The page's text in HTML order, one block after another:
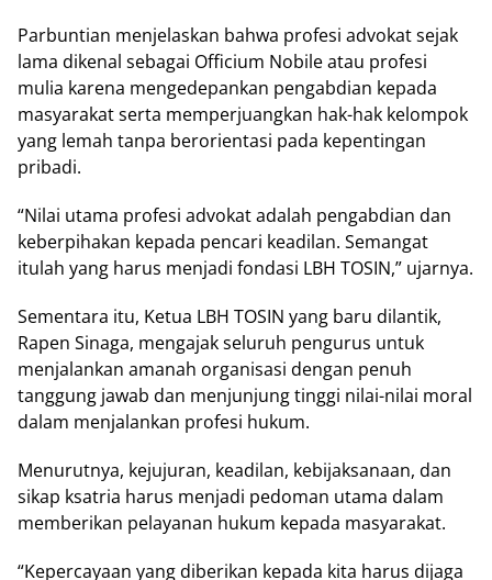
Parbuntian menjelaskan bahwa profesi advokat sejak
lama dikenal sebagai Officium Nobile atau profesi
mulia karena mengedepankan pengabdian kepada
masyarakat serta memperjuangkan hak-hak kelompok
yang lemah tanpa berorientasi pada kepentingan
pribadi.
“Nilai utama profesi advokat adalah pengabdian dan
keberpihakan kepada pencari keadilan. Semangat
itulah yang harus menjadi fondasi LBH TOSIN,” ujarnya.
Sementara itu, Ketua LBH TOSIN yang baru dilantik,
Rapen Sinaga, mengajak seluruh pengurus untuk
menjalankan amanah organisasi dengan penuh
tanggung jawab dan menjunjung tinggi nilai-nilai moral
dalam menjalankan profesi hukum.
Menurutnya, kejujuran, keadilan, kebijaksanaan, dan
sikap ksatria harus menjadi pedoman utama dalam
memberikan pelayanan hukum kepada masyarakat.
“Kepercayaan yang diberikan kepada kita harus dijaga